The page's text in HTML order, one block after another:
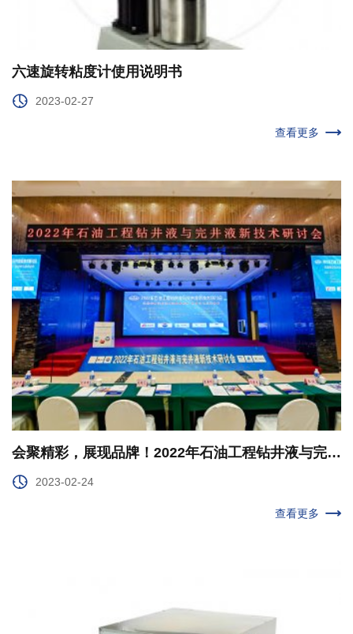
六速旋转粘度计使用说明书
2023-02-27
查看更多
会聚精彩，展现品牌！2022年石油工程钻井液与完井液新技术研讨会圆满闭幕
2023-02-24
查看更多